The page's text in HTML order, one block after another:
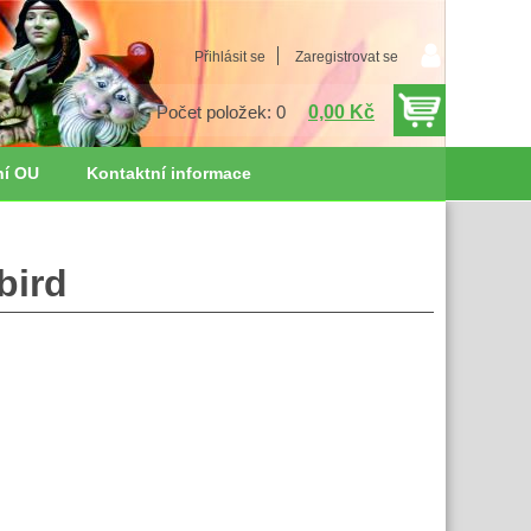
Přihlásit se Zaregistrovat se
Počet položek: 0 0,00 Kč
OU Kontaktní informace